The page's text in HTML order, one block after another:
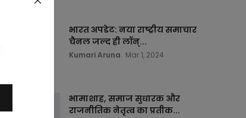
भारत अपडेट: नया राष्ट्रीय समाचार
चैनल जल्द ही लॉन्...
Kumari Aruna Mar 1, 2024
भामाशाह, समाज सुधारक और
राजनीतिक नेतृत्व का प्रतीक...